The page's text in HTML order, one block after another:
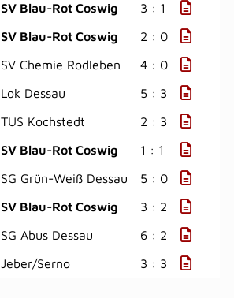
SV Blau-Rot Coswig
3 : 1
SV Blau-Rot Coswig
2 : 0
SV Chemie Rodleben
4 : 0
Lok Dessau
5 : 3
TUS Kochstedt
2 : 3
SV Blau-Rot Coswig
1 : 1
SG Grün-Weiß Dessau
5 : 0
SV Blau-Rot Coswig
3 : 2
SG Abus Dessau
6 : 2
Jeber/Serno 3 : 3